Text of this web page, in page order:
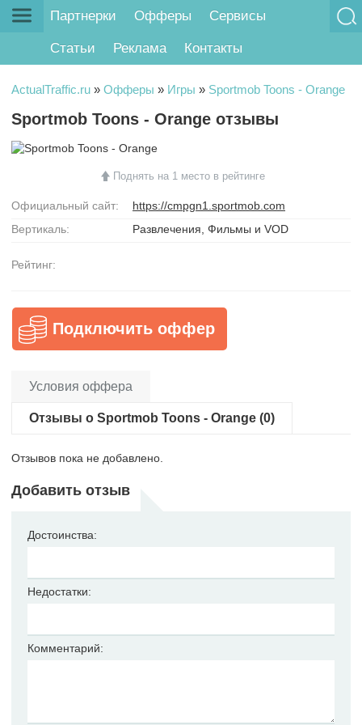
Партнерки Офферы Сервисы
Статьи Реклама Контакты
ActualTraffic.ru » Офферы » Игры » Sportmob Toons - Orange
Sportmob Toons - Orange отзывы
Поднять на 1 место в рейтинге
Официальный сайт:
https://cmpgn1.sportmob.com
Вертикаль:
Развлечения, Фильмы и VOD
Рейтинг:
Подключить оффер
Условия оффера
Отзывы о Sportmob Toons - Orange (0)
Отзывов пока не добавлено.
Добавить отзыв
Достоинства:
Недостатки:
Комментарий: